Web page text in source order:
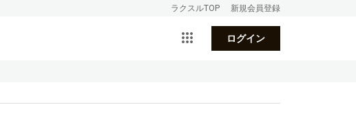
ラクスルTOP 新規会員登録
ログイン